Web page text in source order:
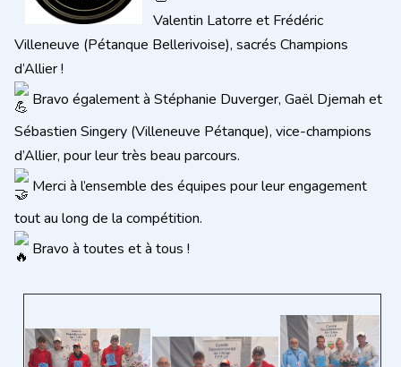
Valentin Latorre et Frédéric
Villeneuve (Pétanque Bellerivoise), sacrés Champions
d’Allier !
Bravo également à Stéphanie Duverger, Gaël Djemah et
Sébastien Singery (Villeneuve Pétanque), vice-champions
d’Allier, pour leur très beau parcours.
Merci à l’ensemble des équipes pour leur engagement
tout au long de la compétition.
Bravo à toutes et à tous !